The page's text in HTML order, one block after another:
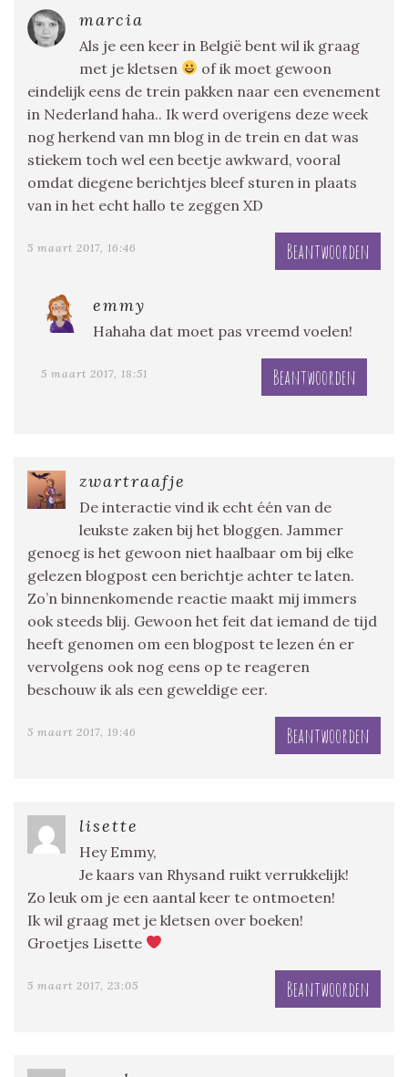
marcia
Als je een keer in België bent wil ik graag
met je kletsen
of ik moet gewoon
eindelijk eens de trein pakken naar een evenement
in Nederland haha.. Ik werd overigens deze week
nog herkend van mn blog in de trein en dat was
stiekem toch wel een beetje awkward, vooral
omdat diegene berichtjes bleef sturen in plaats
van in het echt hallo te zeggen XD
5 maart 2017, 16:46 Beantwoorden
emmy
Hahaha dat moet pas vreemd voelen!
5 maart 2017, 18:51 Beantwoorden
zwartraafje
De interactie vind ik echt één van de
leukste zaken bij het bloggen. Jammer
genoeg is het gewoon niet haalbaar om bij elke
gelezen blogpost een berichtje achter te laten.
Zo’n binnenkomende reactie maakt mij immers
ook steeds blij. Gewoon het feit dat iemand de tijd
heeft genomen om een blogpost te lezen én er
vervolgens ook nog eens op te reageren
beschouw ik als een geweldige eer.
5 maart 2017, 19:46 Beantwoorden
lisette
Hey Emmy,
Je kaars van Rhysand ruikt verrukkelijk!
Zo leuk om je een aantal keer te ontmoeten!
Ik wil graag met je kletsen over boeken!
Groetjes Lisette
5 maart 2017, 23:05 Beantwoorden